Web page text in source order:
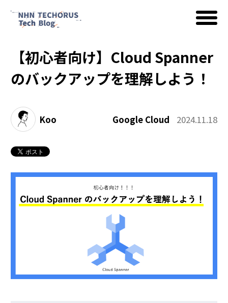
AWS
Google Cloud
イベント
コラム
【初心者向け】Cloud Spanner
のバックアップを理解しよう！
Koo Google Cloud 2024.11.18